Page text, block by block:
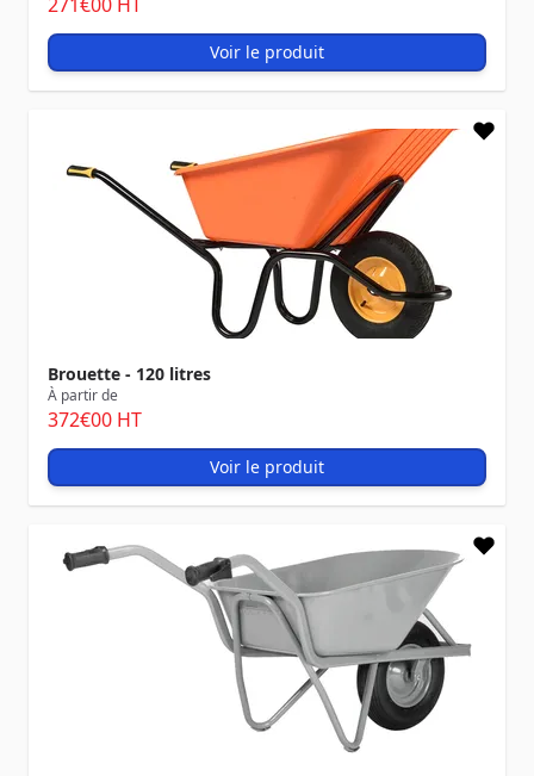
Voir le produit
Brouette - 120 litres
À partir de
372€00 HT
Voir le produit